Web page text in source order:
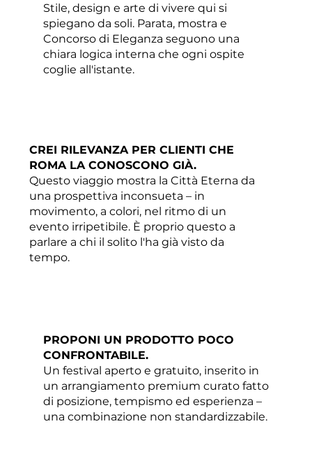
Stile, design e arte di vivere qui si
spiegano da soli. Parata, mostra e
Concorso di Eleganza seguono una
chiara logica interna che ogni ospite
coglie all'istante.
CREI RILEVANZA PER CLIENTI CHE
ROMA LA CONOSCONO GIÀ.
Questo viaggio mostra la Città Eterna da
una prospettiva inconsueta – in
movimento, a colori, nel ritmo di un
evento irripetibile. È proprio questo a
parlare a chi il solito l'ha già visto da
tempo.
PROPONI UN PRODOTTO POCO
CONFRONTABILE.
Un festival aperto e gratuito, inserito in
un arrangiamento premium curato fatto
di posizione, tempismo ed esperienza –
una combinazione non standardizzabile.